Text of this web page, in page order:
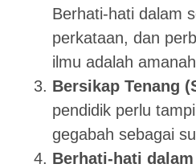
Berhati-hati dalam
perkataan, dan
ilmu adalah
Bersikap Tenang
pendidik perlu
gegabah sebagai
Berhati-hati